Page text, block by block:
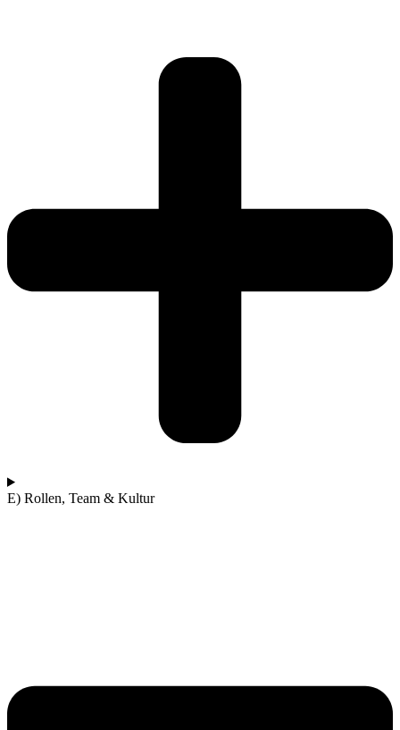
E) Rollen, Team & Kultur